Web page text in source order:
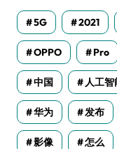
5G 2021
OPPO Pro
中国 人工智
华为 发布
影像 怎么